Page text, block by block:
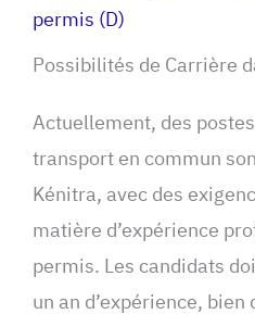
permis (D)
Possibilités de Carrière
Actuellement, des
transport en commun
Kénitra, avec des
matière d’expérience
permis. Les candidats
un an d’expérience, bien